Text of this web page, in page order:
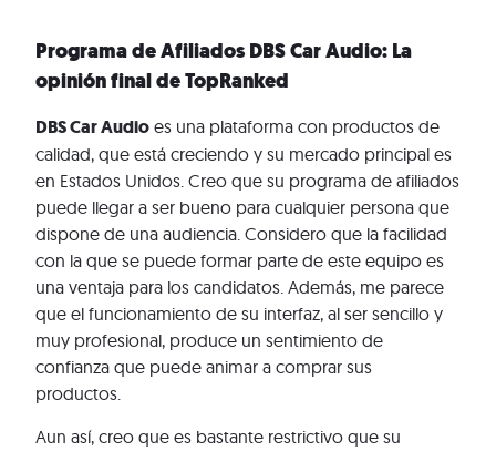
Programa de Afiliados DBS Car Audio: La
opinión final de TopRanked
DBS Car Audio es una plataforma con productos de
calidad, que está creciendo y su mercado principal es
en Estados Unidos. Creo que su programa de afiliados
puede llegar a ser bueno para cualquier persona que
dispone de una audiencia. Considero que la facilidad
con la que se puede formar parte de este equipo es
una ventaja para los candidatos. Además, me parece
que el funcionamiento de su interfaz, al ser sencillo y
muy profesional, produce un sentimiento de
confianza que puede animar a comprar sus
productos.
Aun así, creo que es bastante restrictivo que su